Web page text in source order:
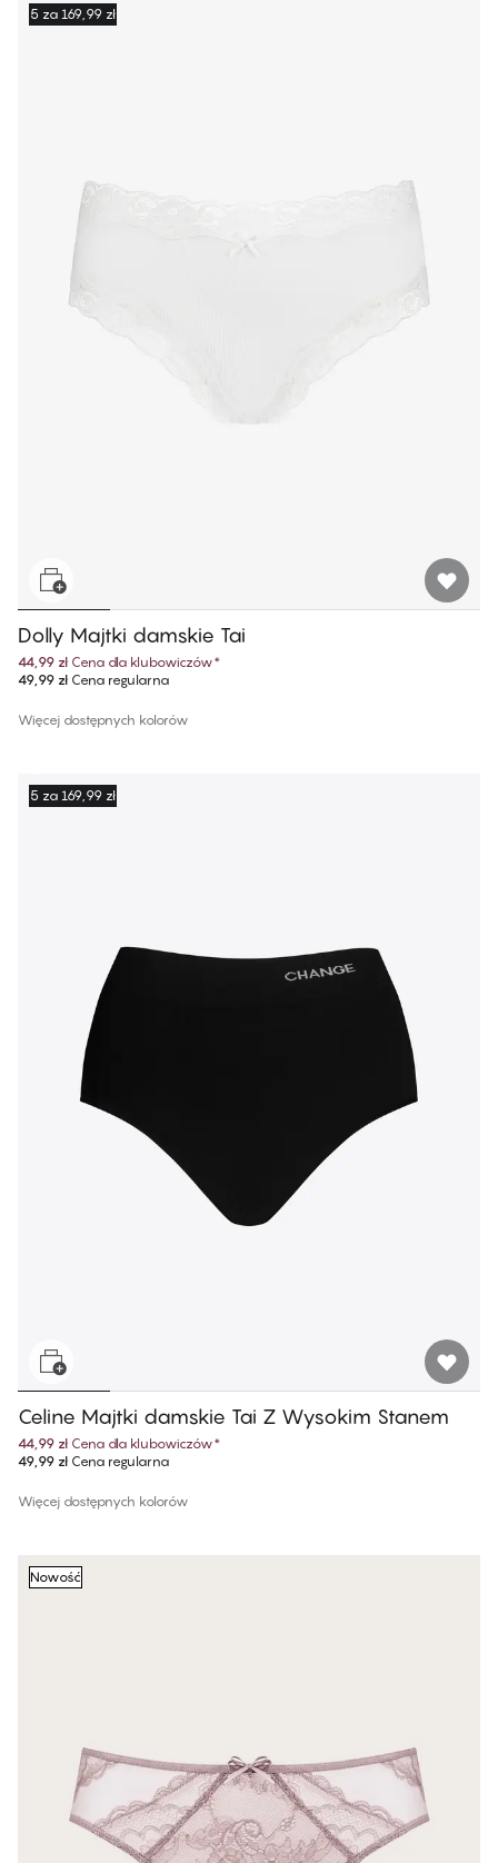
5 za 169,99 zł
Dolly Majtki damskie Tai
44,99 zł Cena dla klubowiczów*
49,99 złCena regularna
Więcej dostępnych kolorów
5 za 169,99 zł
Celine Majtki damskie Tai Z Wysokim Stanem
44,99 zł Cena dla klubowiczów*
49,99 złCena regularna
Więcej dostępnych kolorów
Nowość